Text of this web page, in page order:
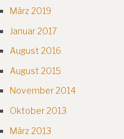
März 2019
Januar 2017
August 2016
August 2015
November 2014
Oktober 2013
März 2013